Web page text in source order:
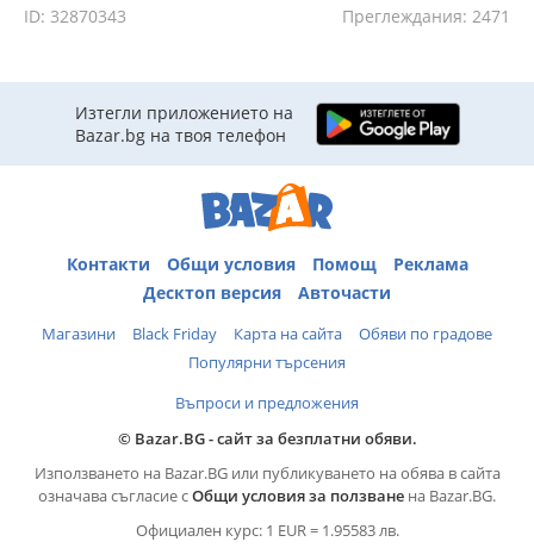
ID: 32870343 Преглеждания: 2471
Изтегли приложението на
Bazar.bg на твоя телефон
Контакти Общи условия Помощ
Реклама
Десктоп версия
Авточасти
Магазини Black Friday Карта на сайта
Обяви по градове
Популярни търсения
Въпроси и предложения
© Bazar.BG - сайт за безплатни обяви.
Използването на Bazar.BG или публикуването на обява в сайта
означава съгласие сОбщи условия за ползване на Bazar.BG.
Официален курс: 1 EUR = 1.95583 лв.